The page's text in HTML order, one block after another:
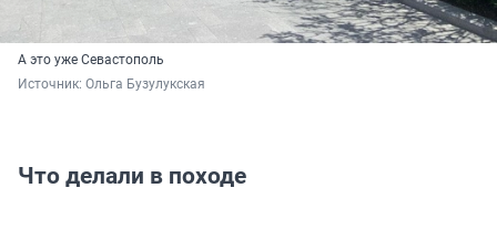
А это уже Севастополь
Источник: Ольга Бузулукская
Что делали в походе